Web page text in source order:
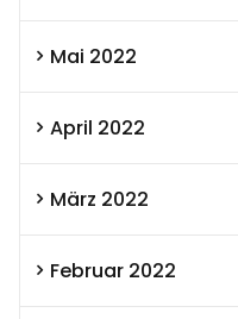
Mai 2022
April 2022
März 2022
Februar 2022